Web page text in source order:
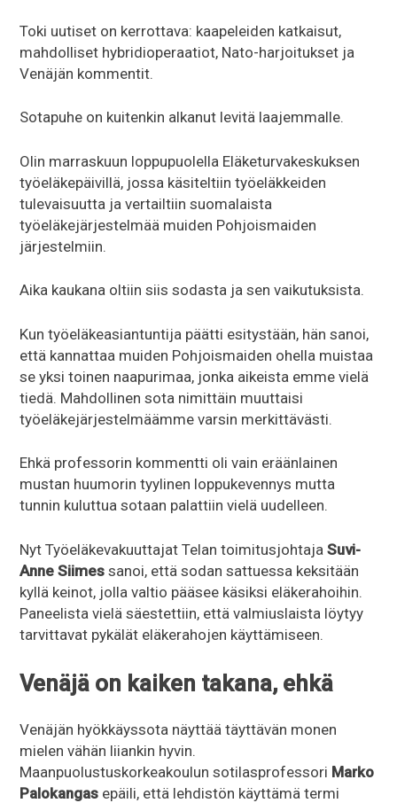
Toki uutiset on kerrottava: kaapeleiden katkaisut,
mahdolliset hybridioperaatiot, Nato-harjoitukset ja
Venäjän kommentit.
Sotapuhe on kuitenkin alkanut levitä laajemmalle.
Olin marraskuun loppupuolella Eläketurvakeskuksen
työeläkepäivillä, jossa käsiteltiin työeläkkeiden
tulevaisuutta ja vertailtiin suomalaista
työeläkejärjestelmää muiden Pohjoismaiden
järjestelmiin.
Aika kaukana oltiin siis sodasta ja sen vaikutuksista.
Kun työeläkeasiantuntija päätti esitystään, hän sanoi,
että kannattaa muiden Pohjoismaiden ohella muistaa
se yksi toinen naapurimaa, jonka aikeista emme vielä
tiedä. Mahdollinen sota nimittäin muuttaisi
työeläkejärjestelmäämme varsin merkittävästi.
Ehkä professorin kommentti oli vain eräänlainen
mustan huumorin tyylinen loppukevennys mutta
tunnin kuluttua sotaan palattiin vielä uudelleen.
Nyt Työeläkevakuuttajat Telan toimitusjohtajaSuvi-
Anne Siimes sanoi, että sodan sattuessa keksitään
kyllä keinot, jolla valtio pääsee käsiksi eläkerahoihin.
Paneelista vielä säestettiin, että valmiuslaista löytyy
tarvittavat pykälät eläkerahojen käyttämiseen.
Venäjä on kaiken takana, ehkä
Venäjän hyökkäyssota näyttää täyttävän monen
mielen vähän liiankin hyvin.
Maanpuolustuskorkeakoulun sotilasprofessori Marko
Palokangas epäili, että lehdistön käyttämä termi